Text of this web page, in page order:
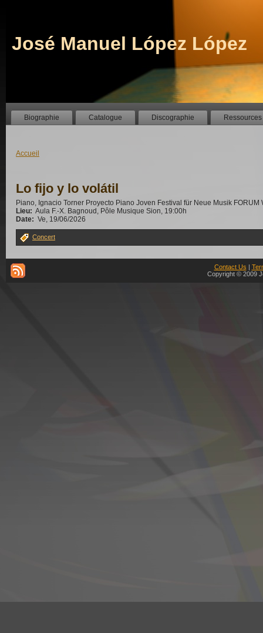
José Manuel López López
Biographie Catalogue Discographie Ressources
Accueil
Lo fijo y lo volátil
Piano, Ignacio Torner Proyecto Piano Joven Festival für Neue Musik
Lieu: Aula F.-X. Bagnoud, Pôle Musique Sion, 19:00h
Date: Ve, 19/06/2026
Concert
Contact Us |
Copyright © 2009